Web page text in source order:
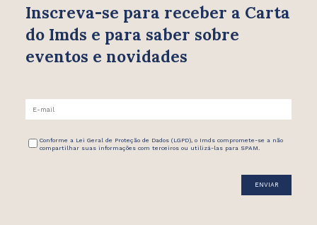
Inscreva-se para receber a Carta
do Imds e para saber sobre
eventos e novidades
Conforme a Lei Geral de Proteção de Dados (LGPD), o Imds compromete-se a não
compartilhar suas informações com terceiros ou utilizá-las para SPAM.